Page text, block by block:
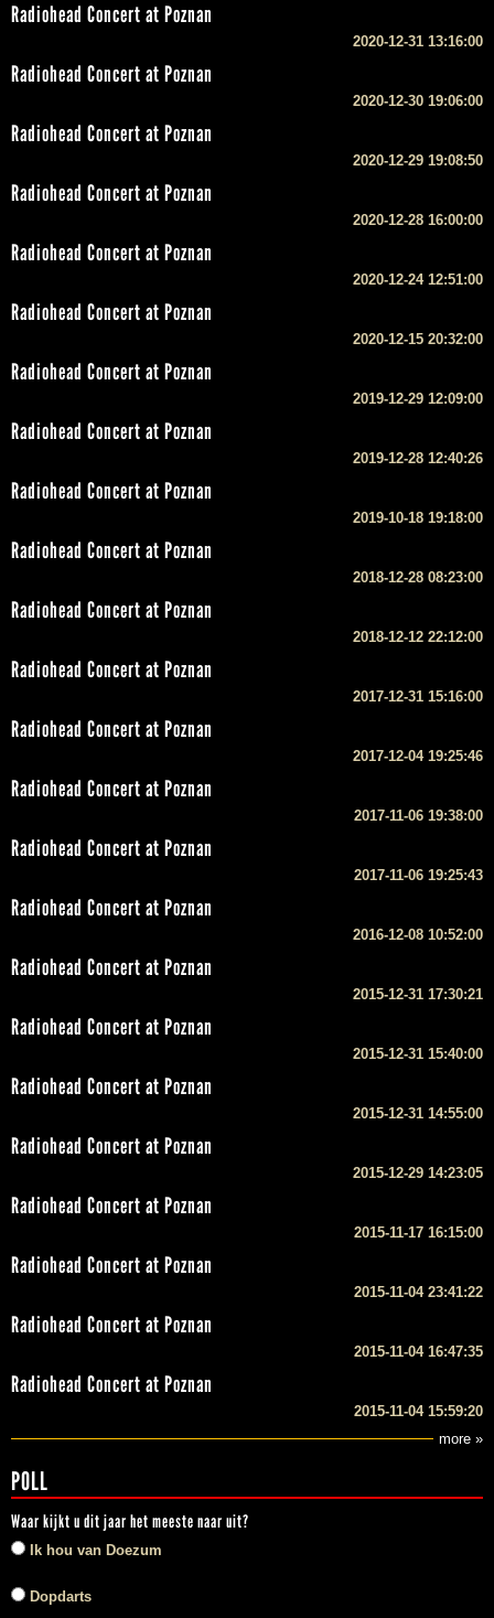
Radiohead Concert at Poznan
2020-12-31 13:16:00
Radiohead Concert at Poznan
2020-12-30 19:06:00
Radiohead Concert at Poznan
2020-12-29 19:08:50
Radiohead Concert at Poznan
2020-12-28 16:00:00
Radiohead Concert at Poznan
2020-12-24 12:51:00
Radiohead Concert at Poznan
2020-12-15 20:32:00
Radiohead Concert at Poznan
2019-12-29 12:09:00
Radiohead Concert at Poznan
2019-12-28 12:40:26
Radiohead Concert at Poznan
2019-10-18 19:18:00
Radiohead Concert at Poznan
2018-12-28 08:23:00
Radiohead Concert at Poznan
2018-12-12 22:12:00
Radiohead Concert at Poznan
2017-12-31 15:16:00
Radiohead Concert at Poznan
2017-12-04 19:25:46
Radiohead Concert at Poznan
2017-11-06 19:38:00
Radiohead Concert at Poznan
2017-11-06 19:25:43
Radiohead Concert at Poznan
2016-12-08 10:52:00
Radiohead Concert at Poznan
2015-12-31 17:30:21
Radiohead Concert at Poznan
2015-12-31 15:40:00
Radiohead Concert at Poznan
2015-12-31 14:55:00
Radiohead Concert at Poznan
2015-12-29 14:23:05
Radiohead Concert at Poznan
2015-11-17 16:15:00
Radiohead Concert at Poznan
2015-11-04 23:41:22
Radiohead Concert at Poznan
2015-11-04 16:47:35
Radiohead Concert at Poznan
2015-11-04 15:59:20
more »
POLL
Waar kijkt u dit jaar het meeste naar uit?
Ik hou van Doezum
Dopdarts